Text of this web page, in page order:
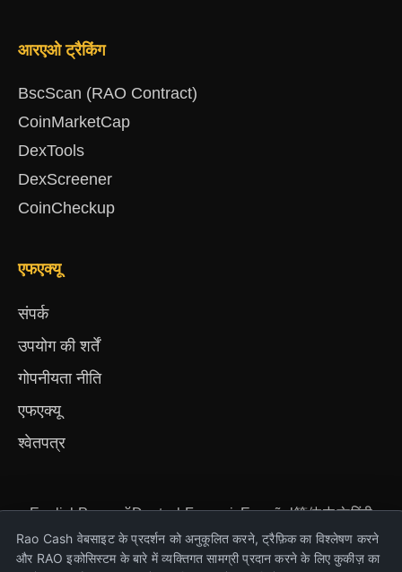
आरएओ ट्रैकिंग
BscScan (RAO Contract)
CoinMarketCap
DexTools
DexScreener
CoinCheckup
एफएक्यू
संपर्क
उपयोग की शर्तें
गोपनीयता नीति
एफएक्यू
श्वेतपत्र
EnglishРусскийDeutschFrançaisEspañol简体中文हिंदी
Türkçe PortuguêsNederlands Українська
Rao Cash वेबसाइट के प्रदर्शन को अनुकूलित करने, ट्रैफ़िक का विश्लेषण करने
और RAO इकोसिस्टम के बारे में व्यक्तिगत सामग्री प्रदान करने के लिए कुकीज़ का